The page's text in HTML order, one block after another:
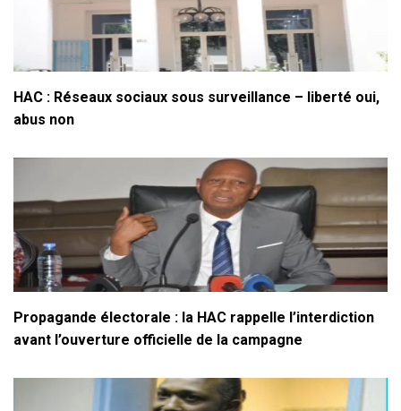
HAC : Réseaux sociaux sous surveillance – liberté oui,
abus non
Propagande électorale : la HAC rappelle l’interdiction
avant l’ouverture officielle de la campagne